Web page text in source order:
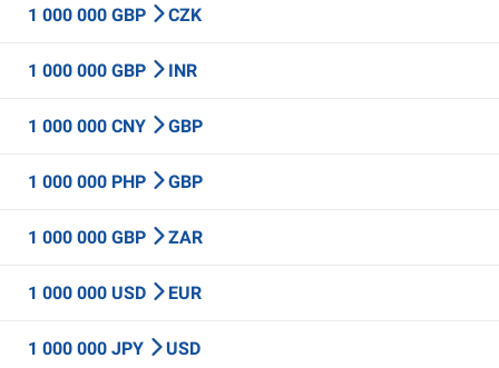
1 000 000 GBP CZK
1 000 000 GBP INR
1 000 000 CNY GBP
1 000 000 PHP GBP
1 000 000 GBP ZAR
1 000 000 USD EUR
1 000 000 JPY USD